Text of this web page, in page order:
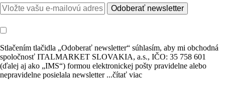
Odoberať newsletter
Stlačením tlačidla „Odoberať newsletter“ súhlasím, aby mi obchodná
spoločnosť ITALMARKET SLOVAKIA, a.s., IČO: 35 758 601
(ďalej aj ako „IMS“) formou elektronickej pošty pravidelne alebo
nepravidelne posielala newsletter ...čítať viac